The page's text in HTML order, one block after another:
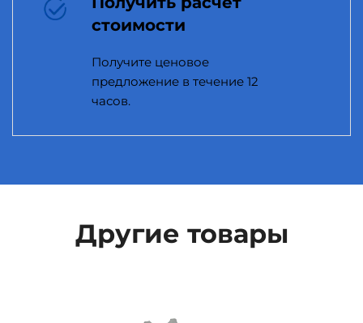
стоимости
Получите ценовое
предложение в течение 12
часов.
Другие товары